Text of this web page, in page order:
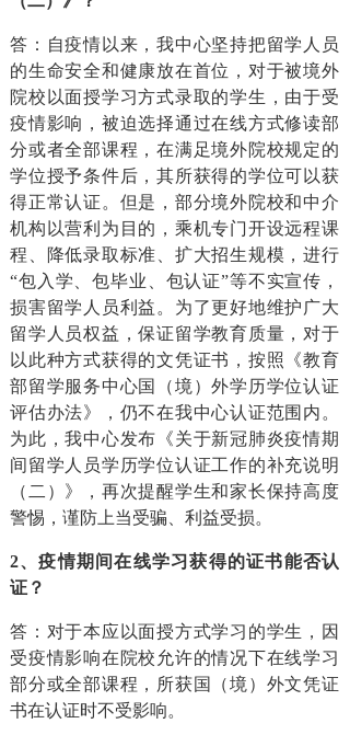
答：自疫情以来，我中心坚持把留学人员
的生命安全和健康放在首位，对于被境外
院校以面授学习方式录取的学生，由于受
疫情影响，被迫选择通过在线方式修读部
分或者全部课程，在满足境外院校规定的
学位授予条件后，其所获得的学位可以获
得正常认证。但是，部分境外院校和中介
机构以营利为目的，乘机专门开设远程课
程、降低录取标准、扩大招生规模，进行
“包入学、包毕业、包认证”等不实宣传，
损害留学人员利益。为了更好地维护广大
留学人员权益，保证留学教育质量，对于
以此种方式获得的文凭证书，按照《教育
部留学服务中心国（境）外学历学位认证
评估办法》，仍不在我中心认证范围内。
为此，我中心发布《关于新冠肺炎疫情期
间留学人员学历学位认证工作的补充说明
（二）》，再次提醒学生和家长保持高度
警惕，谨防上当受骗、利益受损。
2、疫情期间在线学习获得的证书能否认
证？
答：对于本应以面授方式学习的学生，因
受疫情影响在院校允许的情况下在线学习
部分或全部课程，所获国（境）外文凭证
书在认证时不受影响。